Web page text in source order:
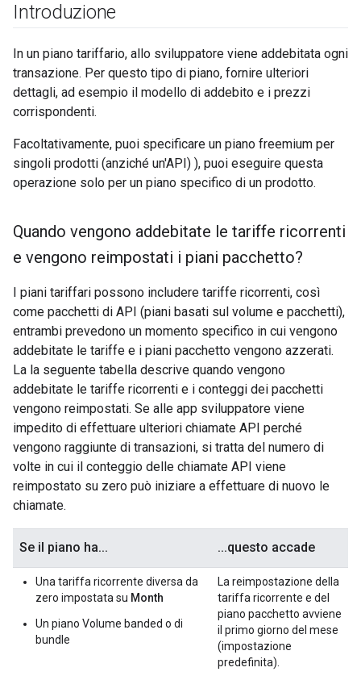
Introduzione
In un piano tariffario, allo sviluppatore viene addebitata ogni
transazione. Per questo tipo di piano, fornire ulteriori
dettagli, ad esempio il modello di addebito e i prezzi
corrispondenti.
Facoltativamente, puoi specificare un piano freemium per
singoli prodotti (anziché un'API) ), puoi eseguire questa
operazione solo per un piano specifico di un prodotto.
Quando vengono addebitate le tariffe ricorrenti
e vengono reimpostati i piani pacchetto?
I piani tariffari possono includere tariffe ricorrenti, così
come pacchetti di API (piani basati sul volume e pacchetti),
entrambi prevedono un momento specifico in cui vengono
addebitate le tariffe e i piani pacchetto vengono azzerati.
La la seguente tabella descrive quando vengono
addebitate le tariffe ricorrenti e i conteggi dei pacchetti
vengono reimpostati. Se alle app sviluppatore viene
impedito di effettuare ulteriori chiamate API perché
vengono raggiunte di transazioni, si tratta del numero di
volte in cui il conteggio delle chiamate API viene
reimpostato su zero può iniziare a effettuare di nuovo le
chiamate.
Se il piano ha... ...questo accade
Una tariffa ricorrente diversa da
zero impostata su Month
Un piano Volume banded o di
bundle
La reimpostazione della
tariffa ricorrente e del
piano pacchetto avviene
il primo giorno del mese
(impostazione
predefinita).